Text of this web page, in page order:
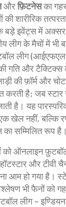
औरफ़िटनेसका
की शारीरिक
इवेंट्स में अक्सर
लीग के मैचों में भी
लीग (आईएफएल)
और टैक्टिक्स
की फ़ॉर्म और चोट
करती है; जब स्टार
है। यह
खेल नहीं, बल्कि
का सम्मिलित रूप है।
को ऑनलाइन
और टीवी
आम हो गया है।
भी फैनों को
लीग –